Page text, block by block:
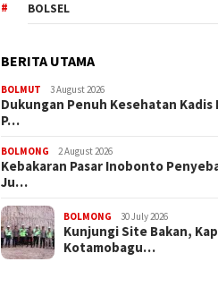
BOLSEL
BERITA UTAMA
BOLMUT 3 August 2026
Dukungan Penuh Kesehatan Kadis
P…
BOLMONG 2 August 2026
Kebakaran Pasar Inobonto
Ju…
BOLMONG 30 July 2026
Kunjungi Site Bakan,
Kotamobagu…